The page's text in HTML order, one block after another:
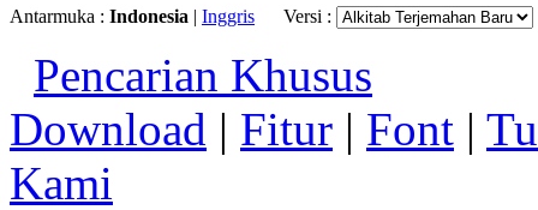
Antarmuka : Indonesia | Inggris Versi :
Pencarian Khusus
Download | Fitur | Font |
Kami